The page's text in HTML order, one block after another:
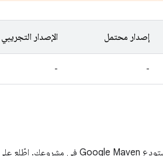
إصدار محتمل الإصدار التجريبي
-
-